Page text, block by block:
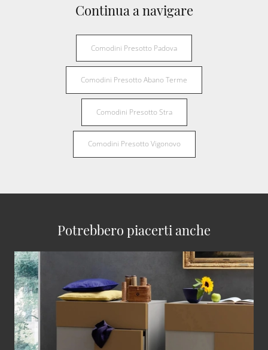
Continua a navigare
Comodini Presotto Padova
Comodini Presotto Abano Terme
Comodini Presotto Stra
Comodini Presotto Vigonovo
Potrebbero piacerti anche